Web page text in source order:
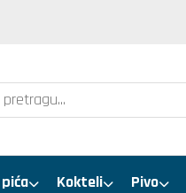
Kokteli Pivo